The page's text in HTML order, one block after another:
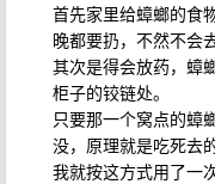
首先家里给蟑螂的食
晚都要扔，不然不会
其次是得会放药，蟑
柜子的铰链处。
只要那一个窝点的蟑
没，原理就是吃死去
我就按这方式用了一